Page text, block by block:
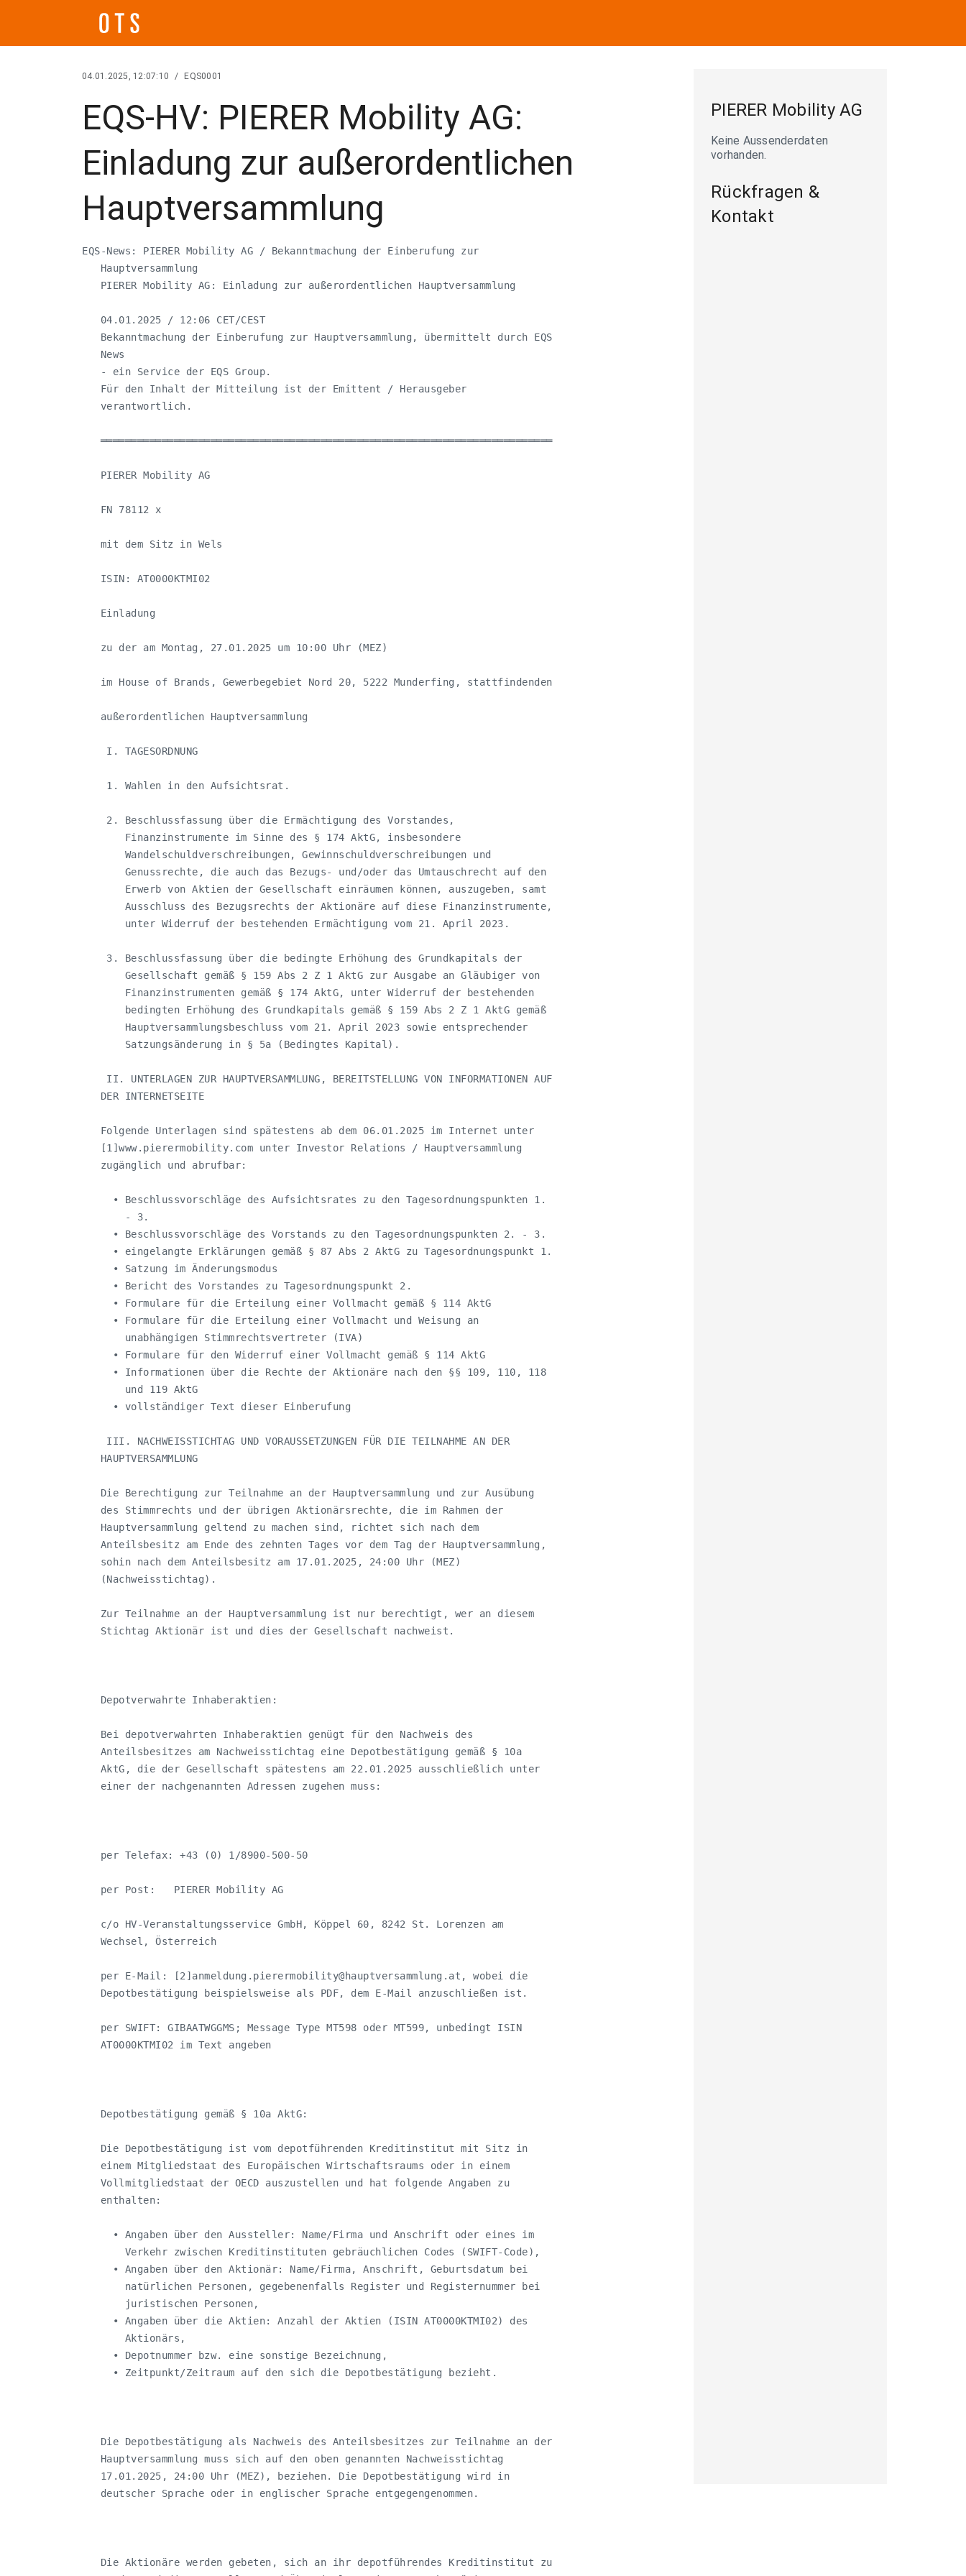
04.01.2025, 12:07:10 / EQS0001
EQS-HV: PIERER Mobility AG:
Einladung zur außerordentlichen
Hauptversammlung
EQS-News: PIERER Mobility AG / Bekanntmachung der Einberufung zur
   Hauptversammlung
   PIERER Mobility AG: Einladung zur außerordentlichen Hauptversammlung
   04.01.2025 / 12:06 CET/CEST
   Bekanntmachung der Einberufung zur Hauptversammlung, übermittelt durch EQS
   News
   - ein Service der EQS Group.
   Für den Inhalt der Mitteilung ist der Emittent / Herausgeber
   verantwortlich.
   ══════════════════════════════════════════════════════════════════════════
   PIERER Mobility AG
   FN 78112 x
   mit dem Sitz in Wels
   ISIN: AT0000KTMI02
   Einladung
   zu der am Montag, 27.01.2025 um 10:00 Uhr (MEZ)
   im House of Brands, Gewerbegebiet Nord 20, 5222 Munderfing, stattfindenden
   außerordentlichen Hauptversammlung
    I. TAGESORDNUNG
    1. Wahlen in den Aufsichtsrat.
    2. Beschlussfassung über die Ermächtigung des Vorstandes,
       Finanzinstrumente im Sinne des § 174 AktG, insbesondere
       Wandelschuldverschreibungen, Gewinnschuldverschreibungen und
       Genussrechte, die auch das Bezugs- und/oder das Umtauschrecht auf den
       Erwerb von Aktien der Gesellschaft einräumen können, auszugeben, samt
       Ausschluss des Bezugsrechts der Aktionäre auf diese Finanzinstrumente,
       unter Widerruf der bestehenden Ermächtigung vom 21. April 2023.
    3. Beschlussfassung über die bedingte Erhöhung des Grundkapitals der
       Gesellschaft gemäß § 159 Abs 2 Z 1 AktG zur Ausgabe an Gläubiger von
       Finanzinstrumenten gemäß § 174 AktG, unter Widerruf der bestehenden
       bedingten Erhöhung des Grundkapitals gemäß § 159 Abs 2 Z 1 AktG gemäß
       Hauptversammlungsbeschluss vom 21. April 2023 sowie entsprechender
       Satzungsänderung in § 5a (Bedingtes Kapital).
    II. UNTERLAGEN ZUR HAUPTVERSAMMLUNG, BEREITSTELLUNG VON INFORMATIONEN AUF
   DER INTERNETSEITE
   Folgende Unterlagen sind spätestens ab dem 06.01.2025 im Internet unter
   [1]www.pierermobility.com unter Investor Relations / Hauptversammlung
   zugänglich und abrufbar:
     • Beschlussvorschläge des Aufsichtsrates zu den Tagesordnungspunkten 1.
       - 3.
     • Beschlussvorschläge des Vorstands zu den Tagesordnungspunkten 2. - 3.
     • eingelangte Erklärungen gemäß § 87 Abs 2 AktG zu Tagesordnungspunkt 1.
     • Satzung im Änderungsmodus
     • Bericht des Vorstandes zu Tagesordnungspunkt 2.
     • Formulare für die Erteilung einer Vollmacht gemäß § 114 AktG
     • Formulare für die Erteilung einer Vollmacht und Weisung an
       unabhängigen Stimmrechtsvertreter (IVA)
     • Formulare für den Widerruf einer Vollmacht gemäß § 114 AktG
     • Informationen über die Rechte der Aktionäre nach den §§ 109, 110, 118
       und 119 AktG
     • vollständiger Text dieser Einberufung
    III. NACHWEISSTICHTAG UND VORAUSSETZUNGEN FÜR DIE TEILNAHME AN DER
   HAUPTVERSAMMLUNG
   Die Berechtigung zur Teilnahme an der Hauptversammlung und zur Ausübung
   des Stimmrechts und der übrigen Aktionärsrechte, die im Rahmen der
   Hauptversammlung geltend zu machen sind, richtet sich nach dem
   Anteilsbesitz am Ende des zehnten Tages vor dem Tag der Hauptversammlung,
   sohin nach dem Anteilsbesitz am 17.01.2025, 24:00 Uhr (MEZ)
   (Nachweisstichtag).
   Zur Teilnahme an der Hauptversammlung ist nur berechtigt, wer an diesem
   Stichtag Aktionär ist und dies der Gesellschaft nachweist.
   Depotverwahrte Inhaberaktien:
   Bei depotverwahrten Inhaberaktien genügt für den Nachweis des
   Anteilsbesitzes am Nachweisstichtag eine Depotbestätigung gemäß § 10a
   AktG, die der Gesellschaft spätestens am 22.01.2025 ausschließlich unter
   einer der nachgenannten Adressen zugehen muss:
   per Telefax: +43 (0) 1/8900-500-50
   per Post:   PIERER Mobility AG
   c/o HV-Veranstaltungsservice GmbH, Köppel 60, 8242 St. Lorenzen am
   Wechsel, Österreich
   per E-Mail: [2]
anmeldung.pierermobility@hauptversammlung.at , wobei die
   Depotbestätigung beispielsweise als PDF, dem E-Mail anzuschließen ist.
   per SWIFT: GIBAATWGGMS; Message Type MT598 oder MT599, unbedingt ISIN
   AT0000KTMI02 im Text angeben
   Depotbestätigung gemäß § 10a AktG:
   Die Depotbestätigung ist vom depotführenden Kreditinstitut mit Sitz in
   einem Mitgliedstaat des Europäischen Wirtschaftsraums oder in einem
   Vollmitgliedstaat der OECD auszustellen und hat folgende Angaben zu
   enthalten:
     • Angaben über den Aussteller: Name/Firma und Anschrift oder eines im
       Verkehr zwischen Kreditinstituten gebräuchlichen Codes (SWIFT-Code),
     • Angaben über den Aktionär: Name/Firma, Anschrift, Geburtsdatum bei
       natürlichen Personen, gegebenenfalls Register und Registernummer bei
       juristischen Personen,
     • Angaben über die Aktien: Anzahl der Aktien (ISIN AT0000KTMI02) des
       Aktionärs,
     • Depotnummer bzw. eine sonstige Bezeichnung,
     • Zeitpunkt/Zeitraum auf den sich die Depotbestätigung bezieht.
   Die Depotbestätigung als Nachweis des Anteilsbesitzes zur Teilnahme an der
   Hauptversammlung muss sich auf den oben genannten Nachweisstichtag
   17.01.2025, 24:00 Uhr (MEZ), beziehen. Die Depotbestätigung wird in
   deutscher Sprache oder in englischer Sprache entgegengenommen.
   Die Aktionäre werden gebeten, sich an ihr depotführendes Kreditinstitut zu
PIERER Mobility AG
Keine Aussenderdaten
vorhanden.
Rückfragen &
Kontakt